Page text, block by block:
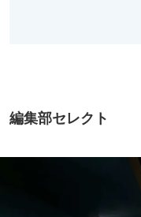
編集部セレクト